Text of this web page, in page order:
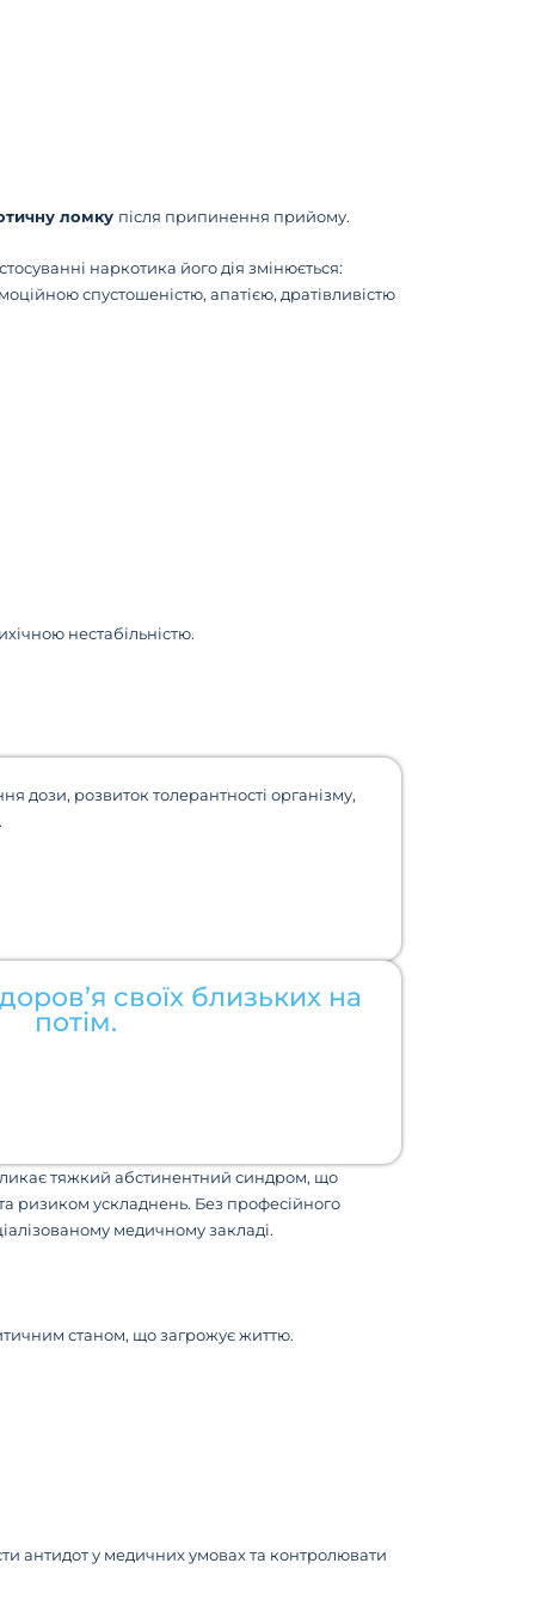
ломку після припинення прийому.
наркотика його дія змінюється:
спустошеністю, апатією, дратівливістю
нестабільністю.
дози, розвиток толерантності організму,
своїх близьких на
потім.
тяжкий абстинентний синдром, що
ризиком ускладнень. Без професійного
медичному закладі.
станом, що загрожує життю.
антидот у медичних умовах та контролювати